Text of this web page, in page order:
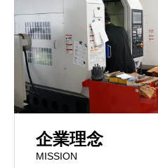
企業理念
MISSION